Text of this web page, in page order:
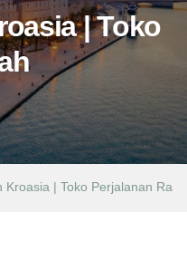
| Toko
Kroasia | Toko Perjalanan